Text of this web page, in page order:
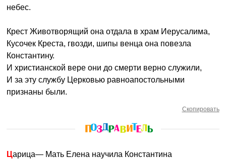
небес.
Крест Животворящий она отдала в храм Иерусалима,
Кусочек Креста, гвозди, шипы венца она повезла
Константину.
И христианской вере они до смерти верно служили,
И за эту службу Церковью равноапостольными
признаны были.
Скопировать
Царица— Мать Елена научила Константина